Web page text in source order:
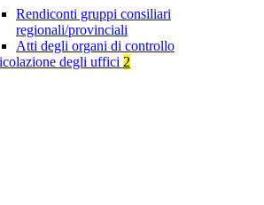
Rendiconti gruppi consiliari
regionali/provinciali
Atti degli organi di controllo
degli uffici 2